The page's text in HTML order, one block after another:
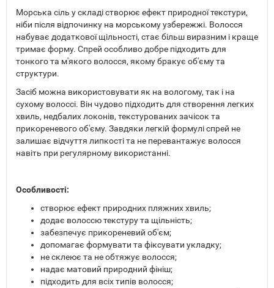
Морська сіль у складі створює ефект природної текстури,
ніби після відпочинку на морському узбережжі. Волосся
набуває додаткової щільності, стає більш виразним і краще
тримає форму. Спрей особливо добре підходить для
тонкого та м'якого волосся, якому бракує об'єму та
структури.
Засіб можна використовувати як на вологому, так і на
сухому волоссі. Він чудово підходить для створення легких
хвиль, недбалих локонів, текстурованих зачісок та
прикореневого об'єму. Завдяки легкій формулі спрей не
залишає відчуття липкості та не перевантажує волосся
навіть при регулярному використанні.
Особливості:
створює ефект природних пляжних хвиль;
додає волоссю текстуру та щільність;
забезпечує прикореневий об'єм;
допомагає формувати та фіксувати укладку;
не склеює та не обтяжує волосся;
надає матовий природний фініш;
підходить для всіх типів волосся;